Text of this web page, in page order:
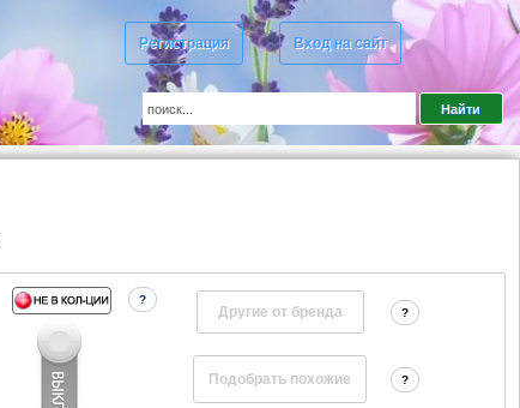
Регистрация Вход на сайт
?
Другие от бренда ?
?